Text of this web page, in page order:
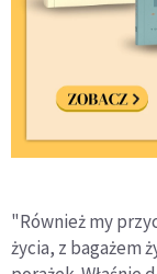
"Również my
życia, z bagażem